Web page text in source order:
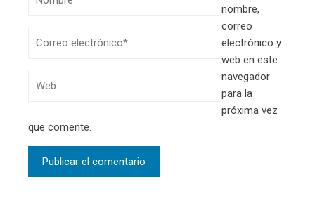
nombre,
correo
electrónico y
web en este
navegador
para la
próxima vez
que comente.